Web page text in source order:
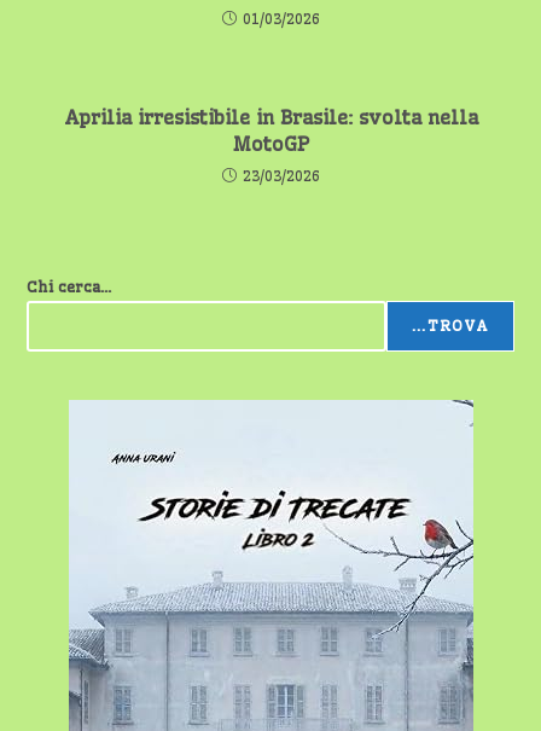
01/03/2026
Aprilia irresistibile in Brasile: svolta nella
MotoGP
23/03/2026
Chi cerca...
...TROVA